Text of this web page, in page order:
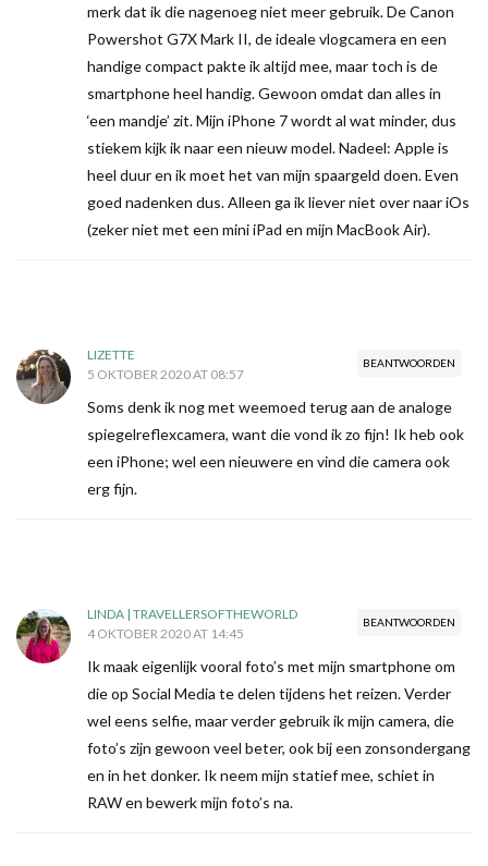
merk dat ik die nagenoeg niet meer gebruik. De Canon
Powershot G7X Mark II, de ideale vlogcamera en een
handige compact pakte ik altijd mee, maar toch is de
smartphone heel handig. Gewoon omdat dan alles in
‘een mandje’ zit. Mijn iPhone 7 wordt al wat minder, dus
stiekem kijk ik naar een nieuw model. Nadeel: Apple is
heel duur en ik moet het van mijn spaargeld doen. Even
goed nadenken dus. Alleen ga ik liever niet over naar iOs
(zeker niet met een mini iPad en mijn MacBook Air).
BEANTWOORDEN
LIZETTE
5 OKTOBER 2020 AT 08:57
Soms denk ik nog met weemoed terug aan de analoge
spiegelreflexcamera, want die vond ik zo fijn! Ik heb ook
een iPhone; wel een nieuwere en vind die camera ook
erg fijn.
BEANTWOORDEN
LINDA | TRAVELLERSOFTHEWORLD
4 OKTOBER 2020 AT 14:45
Ik maak eigenlijk vooral foto’s met mijn smartphone om
die op Social Media te delen tijdens het reizen. Verder
wel eens selfie, maar verder gebruik ik mijn camera, die
foto’s zijn gewoon veel beter, ook bij een zonsondergang
en in het donker. Ik neem mijn statief mee, schiet in
RAW en bewerk mijn foto’s na.